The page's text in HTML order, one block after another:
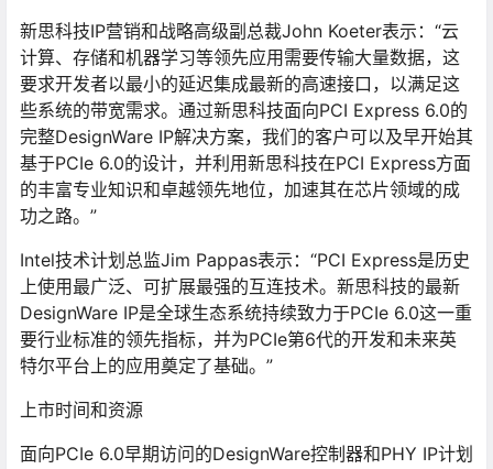
新思科技IP营销和战略高级副总裁John Koeter表示：“云
计算、存储和机器学习等领先应用需要传输大量数据，这
要求开发者以最小的延迟集成最新的高速接口，以满足这
些系统的带宽需求。通过新思科技面向PCI Express 6.0的
完整DesignWare IP解决方案，我们的客户可以及早开始其
基于PCIe 6.0的设计，并利用新思科技在PCI Express方面
的丰富专业知识和卓越领先地位，加速其在芯片领域的成
功之路。”
Intel技术计划总监Jim Pappas表示：“PCI Express是历史
上使用最广泛、可扩展最强的互连技术。新思科技的最新
DesignWare IP是全球生态系统持续致力于PCIe 6.0这一重
要行业标准的领先指标，并为PCIe第6代的开发和未来英
特尔平台上的应用奠定了基础。”
上市时间和资源
面向PCIe 6.0早期访问的DesignWare控制器和PHY IP计划